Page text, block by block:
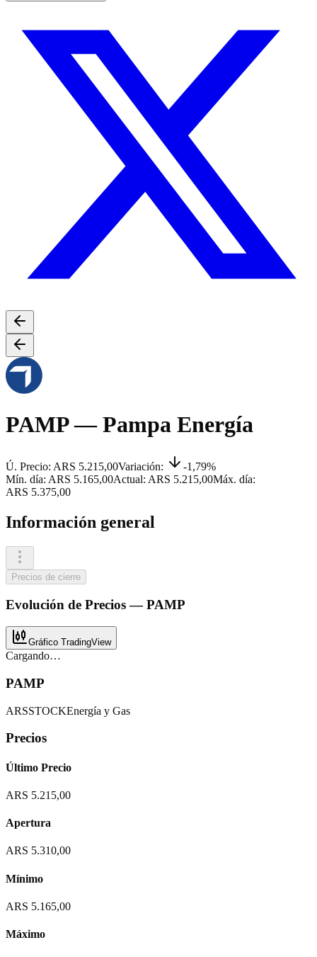
PAMP — Pampa Energía
Ú. Precio: ARS 5.215,00Variación:
-1,79%
Mín. día: ARS 5.165,00Actual: ARS 5.215,00Máx. día:
ARS 5.375,00
Información general
Precios de cierre
Evolución de Precios—PAMP
Gráfico TradingView
Cargando…
PAMP
ARSSTOCKEnergía y Gas
Precios
Último Precio
ARS 5.215,00
Apertura
ARS 5.310,00
Mínimo
ARS 5.165,00
Máximo